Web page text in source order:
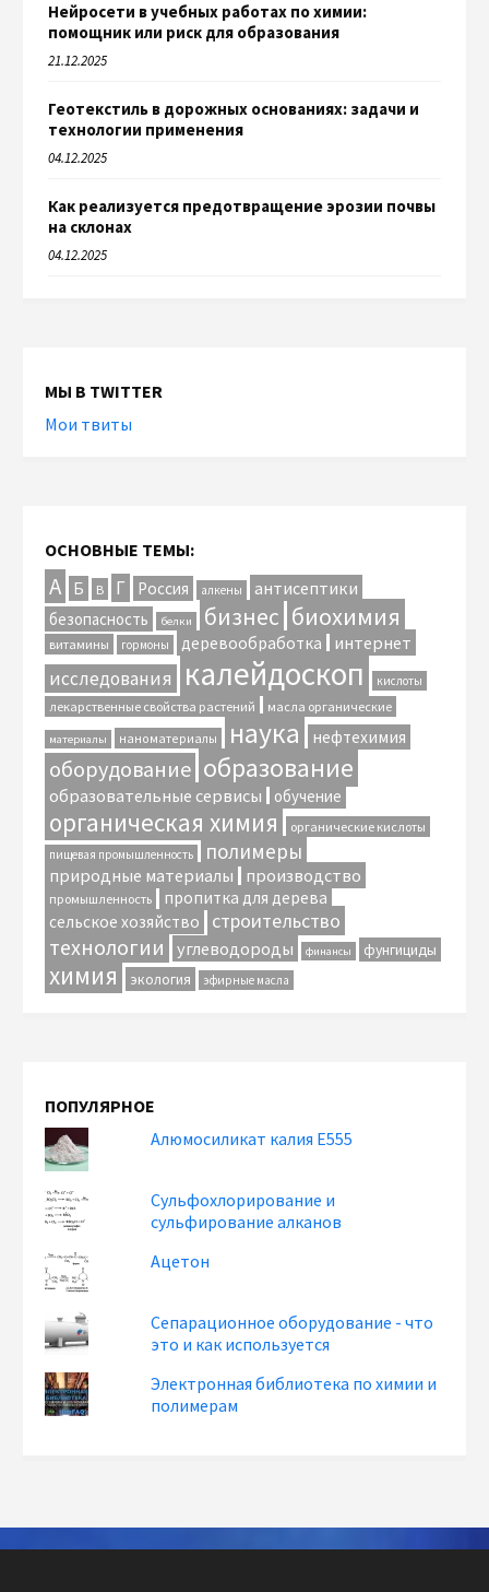
Нейросети в учебных работах по химии:
помощник или риск для образования
21.12.2025
Геотекстиль в дорожных основаниях: задачи и
технологии применения
04.12.2025
Как реализуется предотвращение эрозии почвы
на склонах
04.12.2025
МЫ В TWITTER
Мои твиты
ОСНОВНЫЕ ТЕМЫ:
А Б В Г Россия алкены антисептики
безопасность белки бизнес биохимия
витамины гормоны деревообработка интернет
исследования калейдоскоп кислоты
лекарственные свойства растений масла органические
материалы наноматериалы наука нефтехимия
оборудование образование
образовательные сервисы обучение
органическая химия органические кислоты
пищевая промышленность полимеры
природные материалы производство
промышленность
пропитка для дерева
сельское хозяйство
строительство
технологии углеводороды финансы фунгициды
химия экология эфирные масла
ПОПУЛЯРНОЕ
Алюмосиликат калия Е555
Сульфохлорирование и
сульфирование алканов
Ацетон
Сепарационное оборудование - что
это и как используется
Электронная библиотека по химии и
полимерам